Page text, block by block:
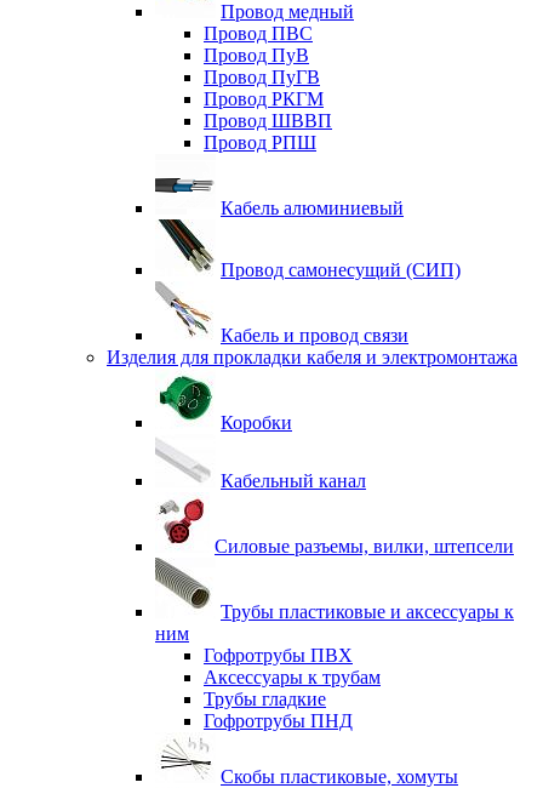
Провод медный
Провод ПВС
Провод ПуВ
Провод ПуГВ
Провод РКГМ
Провод ШВВП
Провод РПШ
Кабель алюминиевый
Провод самонесущий (СИП)
Кабель и провод связи
Изделия для прокладки кабеля и электромонтажа
Коробки
Кабельный канал
Силовые разъемы, вилки, штепсели
Трубы пластиковые и аксессуары к
ним
Гофротрубы ПВХ
Аксессуары к трубам
Трубы гладкие
Гофротрубы ПНД
Скобы пластиковые, хомуты